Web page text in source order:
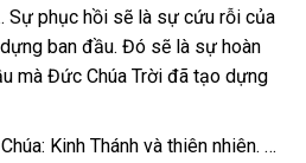
Sự phục hồi sẽ là sự cứu rỗi của
ban đầu. Đó sẽ là sự hoàn
mà Đức Chúa Trời đã tạo dựng
Kinh Thánh và thiên nhiên. …